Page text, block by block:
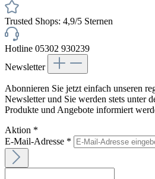
Trusted Shops: 4,9/5 Sternen
Hotline 05302 930239
Newsletter
Abonnieren Sie jetzt einfach unseren
Newsletter und Sie werden stets unter
Produkte und Angebote informiert
Aktion *
E-Mail-Adresse *